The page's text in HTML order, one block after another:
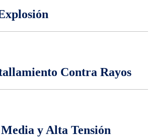
Contra Rayos
y Alta Tensión